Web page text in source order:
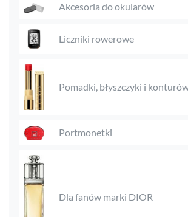
Akcesoria do okularów
Liczniki rowerowe
Pomadki, błyszczyki i
Portmonetki
Dla fanów marki DIOR